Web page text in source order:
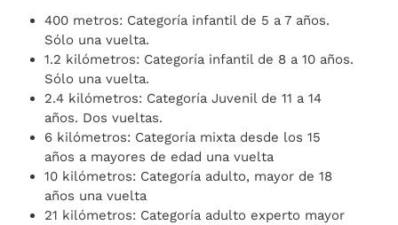
400 metros: Categoría infantil de 5 a 7 años.
Sólo una vuelta.
1.2 kilómetros: Categoría infantil de 8 a 10 años.
Sólo una vuelta.
2.4 kilómetros: Categoría Juvenil de 11 a 14
años. Dos vueltas.
6 kilómetros: Categoría mixta desde los 15
años a mayores de edad una vuelta
10 kilómetros: Categoría adulto, mayor de 18
años una vuelta
21 kilómetros: Categoría adulto experto mayor